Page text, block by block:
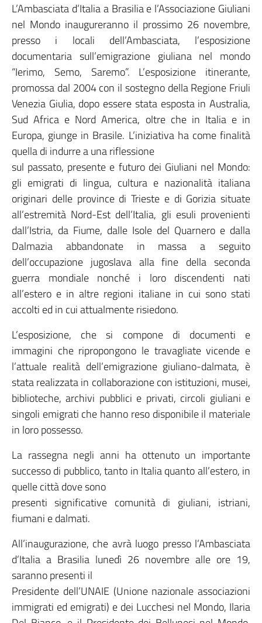
L’Ambasciata d’Italia a Brasilia e l’Associazione Giuliani
nel Mondo inaugureranno il prossimo 26 novembre,
presso i locali dell’Ambasciata, l’esposizione
documentaria sull’emigrazione giuliana nel mondo
“Ierimo, Semo, Saremo”. L’esposizione itinerante,
promossa dal 2004 con il sostegno della Regione Friuli
Venezia Giulia, dopo essere stata esposta in Australia,
Sud Africa e Nord America, oltre che in Italia e in
Europa, giunge in Brasile. L’iniziativa ha come finalità
quella di indurre a una riflessione
sul passato, presente e futuro dei Giuliani nel Mondo:
gli emigrati di lingua, cultura e nazionalità italiana
originari delle province di Trieste e di Gorizia situate
all’estremità Nord-Est dell’Italia, gli esuli provenienti
dall’Istria, da Fiume, dalle Isole del Quarnero e dalla
Dalmazia abbandonate in massa a seguito
dell’occupazione jugoslava alla fine della seconda
guerra mondiale nonché i loro discendenti nati
all’estero e in altre regioni italiane in cui sono stati
accolti ed in cui attualmente risiedono.
L’esposizione, che si compone di documenti e
immagini che ripropongono le travagliate vicende e
l’attuale realità dell’emigrazione giuliano-dalmata, è
stata realizzata in collaborazione con istituzioni, musei,
biblioteche, archivi pubblici e privati, circoli giuliani e
singoli emigrati che hanno reso disponibile il materiale
in loro possesso.
La rassegna negli anni ha ottenuto un importante
successo di pubblico, tanto in Italia quanto all’estero, in
quelle città dove sono
presenti significative comunità di giuliani, istriani,
fiumani e dalmati.
All’inaugurazione, che avrà luogo presso l’Ambasciata
d’Italia a Brasilia lunedì 26 novembre alle ore 19,
saranno presenti il
Presidente dell’UNAIE (Unione nazionale associazioni
immigrati ed emigrati) e dei Lucchesi nel Mondo, Ilaria